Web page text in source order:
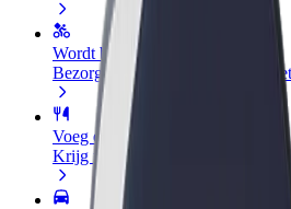
Wordt bezorger
Bezorg eten en krijg elke week
Voeg een restaurant of winkel toe
Krijg meer klanten en verhoog